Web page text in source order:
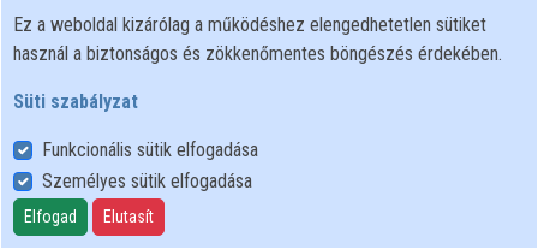
Morishima Kunihiro - Kozmikus müonok leképezése
Ez a weboldal kizárólag a működéshez elengedhetetlen sütiket
használ a biztonságos és zökkenőmentes böngészés érdekében.
Süti szabályzat
Funkcionális sütik elfogadása
Személyes sütik elfogadása
Elfogad Elutasít